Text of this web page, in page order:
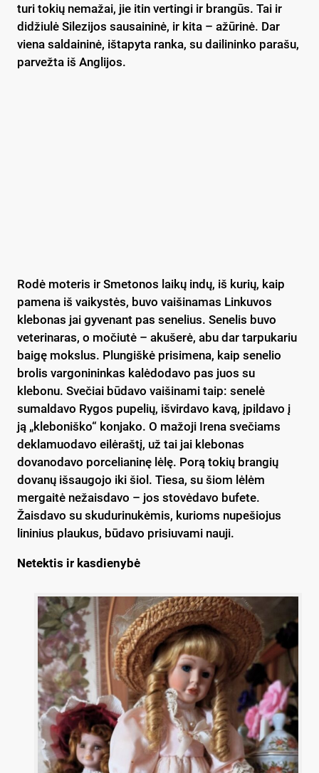
turi tokių nemažai, jie itin vertingi ir brangūs. Tai ir
didžiulė Silezijos sausaininė, ir kita – ažūrinė. Dar
viena saldaininė, ištapyta ranka, su dailininko parašu,
parvežta iš Anglijos.
Rodė moteris ir Smetonos laikų indų, iš kurių, kaip
pamena iš vaikystės, buvo vaišinamas Linkuvos
klebonas jai gyvenant pas senelius. Senelis buvo
veterinaras, o močiutė – akušerė, abu dar tarpukariu
baigę mokslus. Plungiškė prisimena, kaip senelio
brolis vargonininkas kalėdodavo pas juos su
klebonu. Svečiai būdavo vaišinami taip: senelė
sumaldavo Rygos pupelių, išvirdavo kavą, įpildavo į
ją „kleboniško“ konjako. O mažoji Irena svečiams
deklamuodavo eilėraštį, už tai jai klebonas
dovanodavo porcelianinę lėlę. Porą tokių brangių
dovanų išsaugojo iki šiol. Tiesa, su šiom lėlėm
mergaitė nežaisdavo – jos stovėdavo bufete.
Žaisdavo su skudurinukėmis, kurioms nupešiojus
lininius plaukus, būdavo prisiuvami nauji.
Netektis ir kasdienybė